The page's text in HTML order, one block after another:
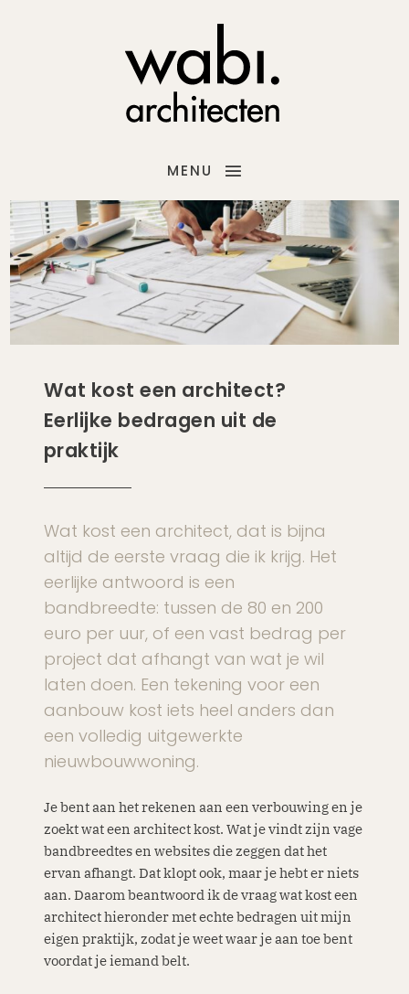
MENU
Wat kost een architect?
Eerlijke bedragen uit de
praktijk
Wat kost een architect, dat is bijna
altijd de eerste vraag die ik krijg. Het
eerlijke antwoord is een
bandbreedte: tussen de 80 en 200
euro per uur, of een vast bedrag per
project dat afhangt van wat je wil
laten doen. Een tekening voor een
aanbouw kost iets heel anders dan
een volledig uitgewerkte
nieuwbouwwoning.
Je bent aan het rekenen aan een verbouwing en je
zoekt wat een architect kost. Wat je vindt zijn vage
bandbreedtes en websites die zeggen dat het
ervan afhangt. Dat klopt ook, maar je hebt er niets
aan. Daarom beantwoord ik de vraag wat kost een
architect hieronder met echte bedragen uit mijn
eigen praktijk, zodat je weet waar je aan toe bent
voordat je iemand belt.